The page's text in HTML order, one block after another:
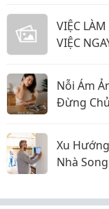
VIỆC
VIỆC
Nỗi Ám
Đừng
Xu
Nhà